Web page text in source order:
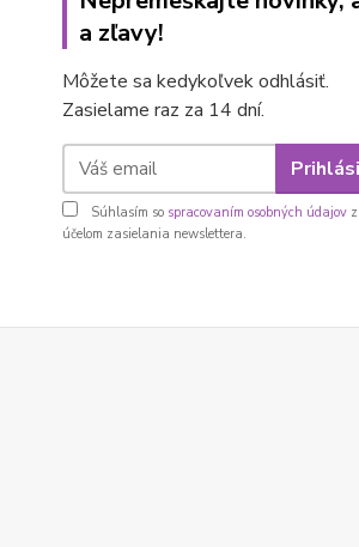
a zľavy!
Môžete sa kedykoľvek odhlásiť.
Zasielame raz za 14 dní.
Súhlasím so spracovaním osobných údajov
účelom zasielania newslettera.